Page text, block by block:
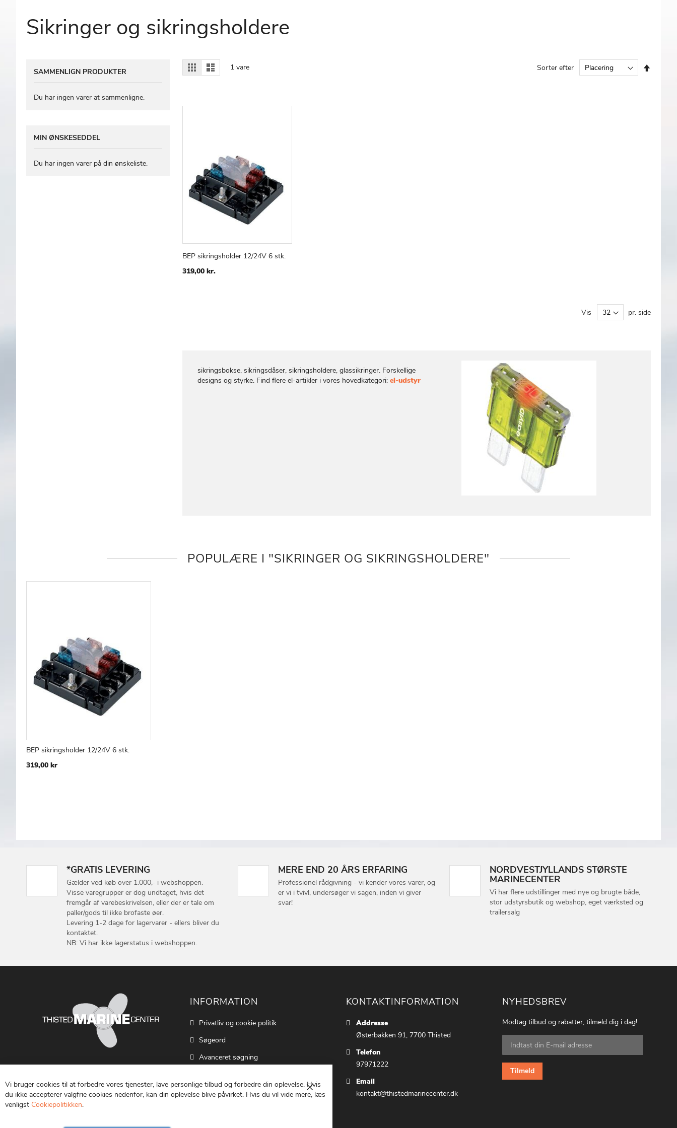
Sikringer og sikringsholdere
sikringsbokse, sikringsdåser, sikringsholdere, glassikringer. Forskellige
designs og styrke. Find flere el-artikler i vores hovedkategori: el-udstyr
Vis
som
GitterListe 1 vare Sorter efter
Læg i kurv
TILFØJSAMMENLIGN
BEP sikringsholder 12/24V 6 stk.
319,00 kr.
Vis pr. side
SAMMENLIGN PRODUKTER
Du har ingen varer at sammenligne.
MIN ØNSKESEDDEL
Du har ingen varer på din ønskeliste.
POPULÆRE I "SIKRINGER OG SIKRINGSHOLDERE"
BEP sikringsholder 12/24V 6 stk.
319,00 kr
*GRATIS LEVERING
Gælder ved køb over 1.000,- i webshoppen.
Visse varegrupper er dog undtaget, hvis det
fremgår af varebeskrivelsen, eller der er tale om
paller/gods til ikke brofaste øer.
Levering 1-2 dage for lagervarer - ellers bliver du
kontaktet.
NB: Vi har ikke lagerstatus i webshoppen.
MERE END 20 ÅRS ERFARING
Professionel rådgivning - vi kender vores varer, og
er vi i tvivl, undersøger vi sagen, inden vi giver
svar!
NORDVESTJYLLANDS STØRSTE
MARINECENTER
Vi har flere udstillinger med nye og brugte både,
stor udstyrsbutik og webshop, eget værksted og
trailersalg
INFORMATION
Privatliv og cookie politik
Søgeord
Avanceret søgning
Kontakt os
KONTAKTINFORMATION
Addresse
Østerbakken 91, 7700 Thisted
Telefon
97971222
Email
kontakt@thistedmarinecenter.dk
NYHEDSBREV
Modtag tilbud og rabatter, tilmeld dig i dag!
Tilmeld
dig
vores
nyhedsbrev:
Tilmeld
Luk
Vi bruger cookies til at forbedre vores tjenester, lave personlige tilbud og forbedre din oplevelse. Hvis
du ikke accepterer valgfrie cookies nedenfor, kan din oplevelse blive påvirket. Hvis du vil vide mere, læs
venligst Cookiepolitikken.